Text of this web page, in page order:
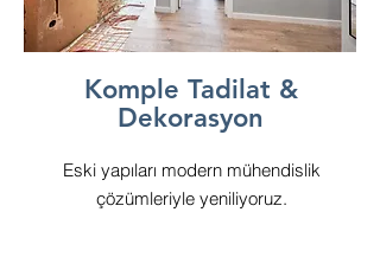
Komple Tadilat &
Dekorasyon
Eski yapıları modern mühendislik
çözümleriyle yeniliyoruz.